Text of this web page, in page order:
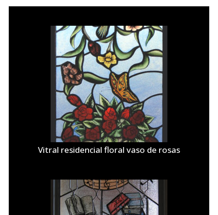
Vitral residencial floral vaso de rosas